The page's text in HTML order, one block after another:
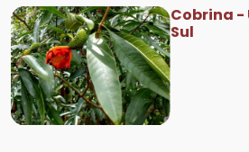
Cobrina -
Sul